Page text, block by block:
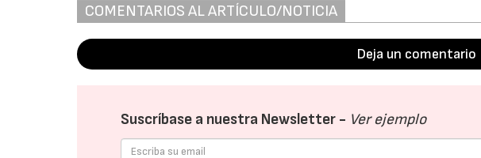
COMENTARIOS AL ARTÍCULO/NOTICIA
Deja un comentario
Suscríbase a nuestra Newsletter - Ver ejemplo